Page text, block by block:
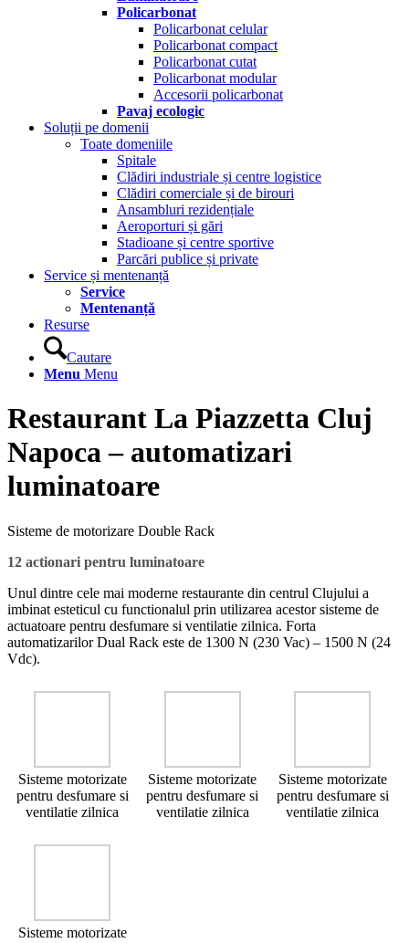
Policarbonat
Policarbonat celular
Policarbonat compact
Policarbonat cutat
Policarbonat modular
Accesorii policarbonat
Pavaj ecologic
Soluții pe domenii
Toate domeniile
Spitale
Clădiri industriale și centre logistice
Clădiri comerciale și de birouri
Ansambluri rezidențiale
Aeroporturi și gări
Stadioane și centre sportive
Parcări publice și private
Service și mentenanță
Service
Mentenanță
Resurse
Cautare
Menu Menu
Restaurant La Piazzetta Cluj
Napoca – automatizari
luminatoare
Sisteme de motorizare Double Rack
12 actionari pentru luminatoare
Unul dintre cele mai moderne restaurante din centrul Clujului a
imbinat esteticul cu functionalul prin utilizarea acestor sisteme de
actuatoare pentru desfumare si ventilatie zilnica. Forta
automatizarilor Dual Rack este de 1300 N (230 Vac) – 1500 N (24
Vdc).
Sisteme motorizate
pentru desfumare si
ventilatie zilnica
Sisteme motorizate
pentru desfumare si
ventilatie zilnica
Sisteme motorizate
pentru desfumare si
ventilatie zilnica
Sisteme motorizate